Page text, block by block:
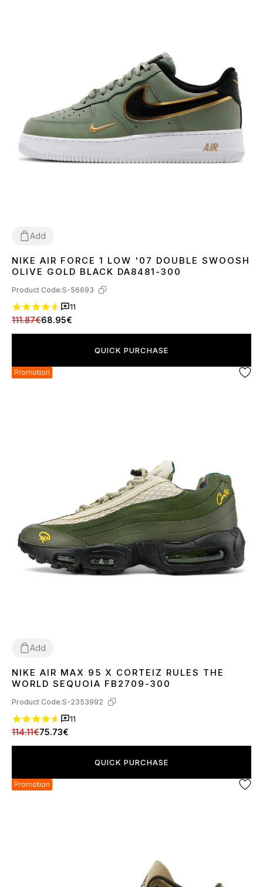
Add
4243 44
NIKE AIR FORCE 1 LOW '07 DOUBLE SWOOSH
OLIVE GOLD BLACK DA8481-300
Product Code:S-56693
11
111.87€68.95€
QUICK PURCHASE
Promotion
Add
4041 4243 44
NIKE AIR MAX 95 X CORTEIZ RULES THE
WORLD SEQUOIA FB2709-300
Product Code:S-2353992
11
114.11€75.73€
QUICK PURCHASE
Promotion